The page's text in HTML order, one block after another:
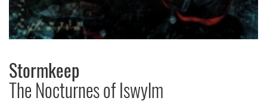
Stormkeep
The Nocturnes of Iswylm